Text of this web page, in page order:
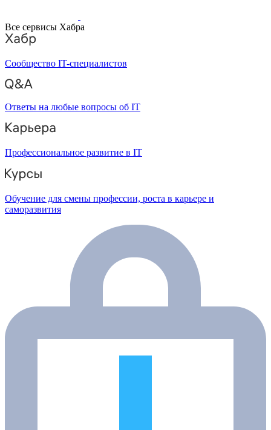
Все сервисы Хабра
Сообщество IT-специалистов
Ответы на любые вопросы об IT
Профессиональное развитие в IT
Обучение для смены профессии, роста в карьере и
саморазвития